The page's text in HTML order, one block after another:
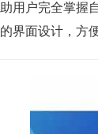
助用户完全掌握
的界面设计，方